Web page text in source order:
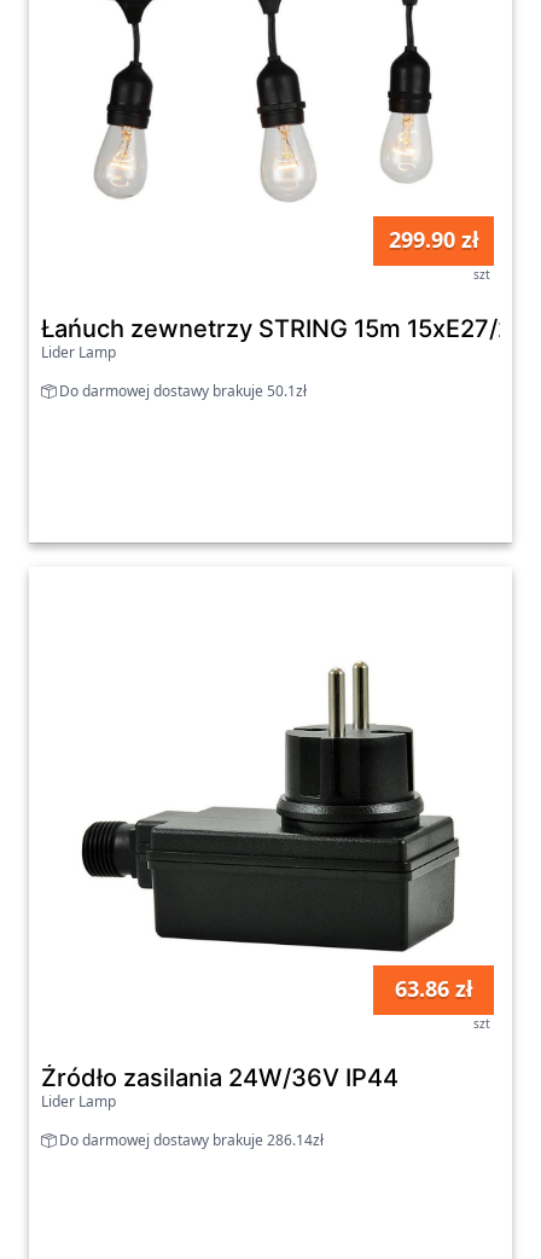
299.90 zł
szt
Łańuch zewnetrzy STRING 15m 15xE27/
Lider Lamp
Do darmowej dostawy brakuje 50.1zł
63.86 zł
szt
Źródło zasilania 24W/36V IP44
Lider Lamp
Do darmowej dostawy brakuje 286.14zł